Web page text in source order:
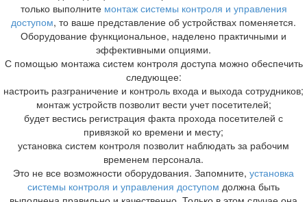
только выполните монтаж системы контроля и управления
доступом, то ваше представление об устройствах поменяется.
Оборудование функциональное, наделено практичными и
эффективными опциями.
С помощью монтажа систем контроля доступа можно обеспечить
следующее:
настроить разграничение и контроль входа и выхода сотрудников;
монтаж устройств позволит вести учет посетителей;
будет вестись регистрация факта прохода посетителей с
привязкой ко времени и месту;
установка систем контроля позволит наблюдать за рабочим
временем персонала.
Это не все возможности оборудования. Запомните, установка
системы контроля и управления доступом должна быть